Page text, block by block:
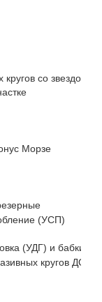
со
Морзе
(УСП)
(УДГ) и бабки
кругов ДО-